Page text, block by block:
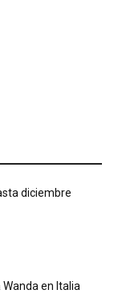
diciembre
en Italia